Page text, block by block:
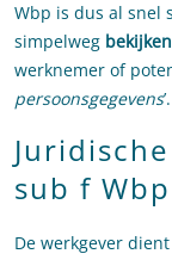
Wbp is dus al snel
simpelweg
werknemer of
persoonsgegevens’.
sub f Wbp
De werkgever